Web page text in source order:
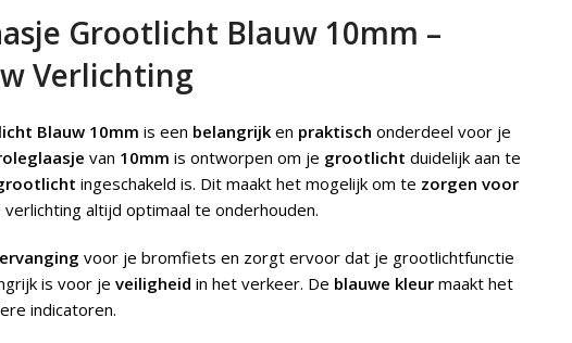
Grootlicht Blauw 10mm –
Verlichting
Blauw 10mm is een belangrijk en praktisch onderdeel voor je
van 10mm is ontworpen om je grootlicht duidelijk aan te
ingeschakeld is. Dit maakt het mogelijk om te zorgen voor
altijd optimaal te onderhouden.
voor je bromfiets en zorgt ervoor dat je grootlichtfunctie
is voor je veiligheid in het verkeer. De blauwe kleur maakt het
indicatoren.